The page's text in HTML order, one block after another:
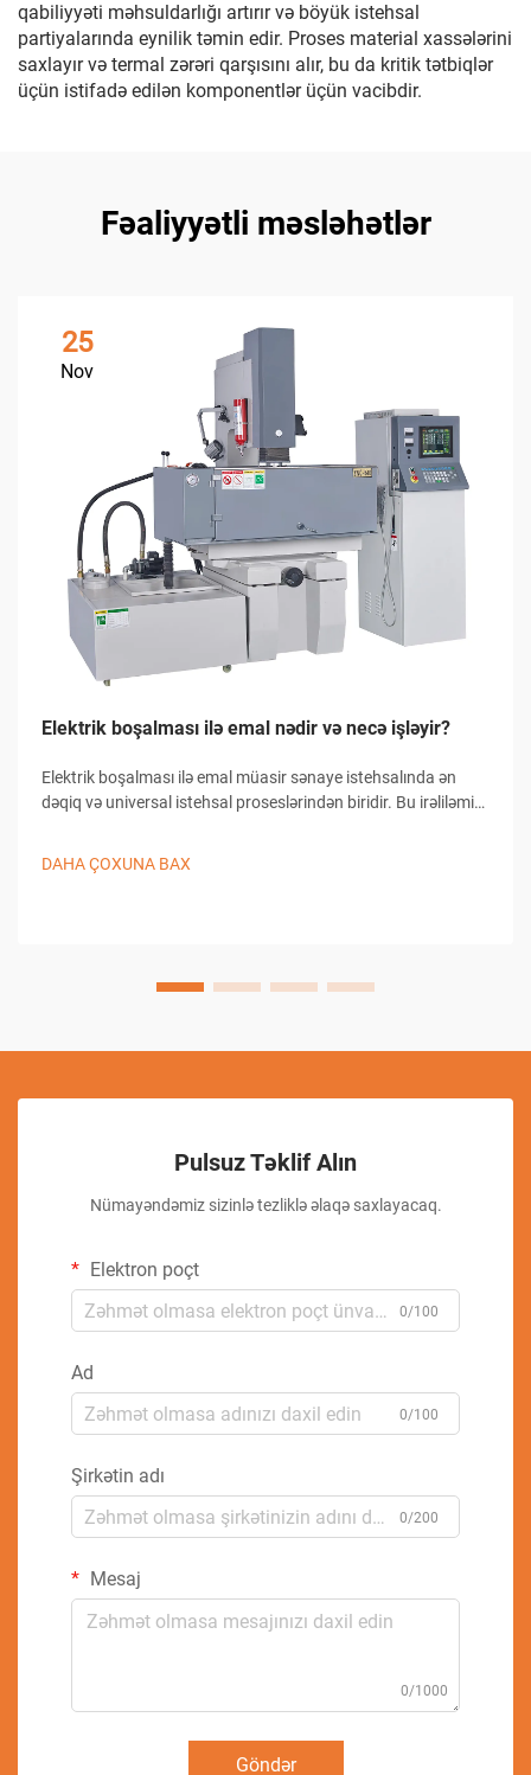
qabiliyyəti məhsuldarlığı artırır və böyük istehsal
partiyalarında eynilik təmin edir. Proses material xassələrini
saxlayır və termal zərəri qarşısını alır, bu da kritik tətbiqlər
üçün istifadə edilən komponentlər üçün vacibdir.
Fəaliyyətli məsləhətlər
25
Nov
Elektrik boşalması ilə emal nədir və necə işləyir?
Elektrik boşalması ilə emal müasir sənaye istehsalında ən
dəqiq və universal istehsal proseslərindən biridir. Bu irəliləmiş
DAHA ÇOXUNA BAX
Pulsuz Təklif Alın
Nümayəndəmiz sizinlə tezliklə əlaqə saxlayacaq.
Elektron poçt
0/100
Ad
0/100
Şirkətin adı
0/200
Mesaj
0/1000
Göndər